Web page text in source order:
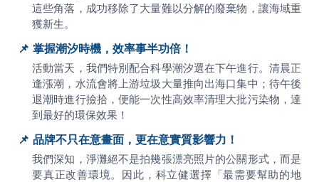
這些角落，成功移除了大量難以分解的廢棄物，讓海域重
獲新生。
📌 掌握潮汐時機，效率事半功倍！
活動當天，我們特別配合科學潮汐選在下午進行。清晨正
逢漲潮，水流會將上游垃圾大量推向出海口集中；待午後
退潮時進行撿拾，便能一次性高效率清理大批污染物，達
到最好的環保效果！
📌 品牌不只在意畫面，更在意實質影響力！
我們深知，淨灘絕不是拍幾張漂亮照片的公關形式，而是
要真正改善環境。因此，科立健選擇「最需要幫助的地